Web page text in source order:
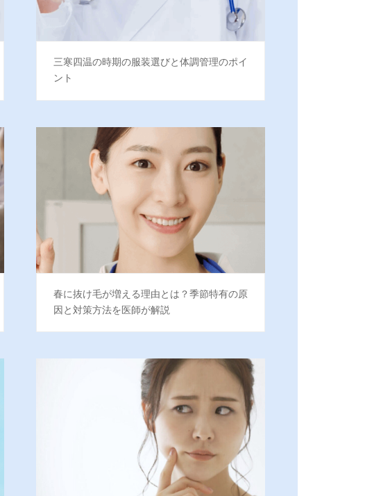
三寒四温の時期の服装選びと体調管理のポイ
ント
春に抜け毛が増える理由とは？季節特有の原
因と対策方法を医師が解説